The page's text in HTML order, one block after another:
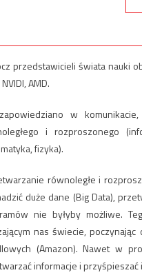
przedstawicieli świata nauki
AMD.
w
i rozproszonego
fizyka).
równoległe i
duże dane (Big Data),
nie byłyby możliwe.
nas świecie,
(Amazon). Nawet w
informacje i przyśpieszać